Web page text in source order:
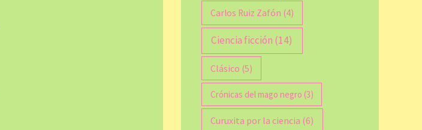
Carlos Ruiz Zafón (4)
Ciencia ficción (14)
Clásico (5)
Crónicas del mago negro (3)
Curuxita por la ciencia (6)